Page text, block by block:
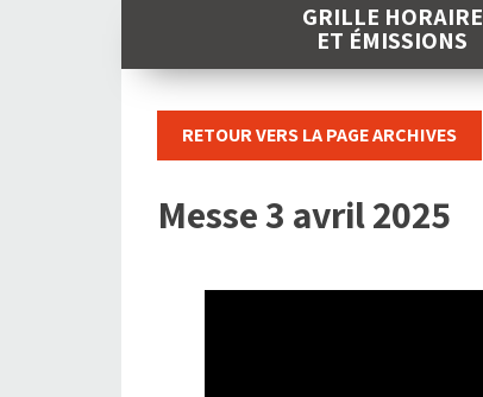
GRILLE HORAIRE
ET ÉMISSIONS
RETOUR VERS LA PAGE ARCHIVES
Messe 3 avril 2025